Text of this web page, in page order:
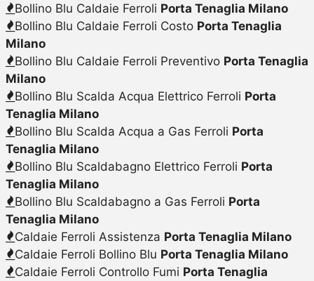
Bollino Blu Caldaie Ferroli Porta Tenaglia Milano
Bollino Blu Caldaie Ferroli Costo Porta Tenaglia
Milano
Bollino Blu Caldaie Ferroli Preventivo Porta Tenaglia
Milano
Bollino Blu Scalda Acqua Elettrico Ferroli Porta
Tenaglia Milano
Bollino Blu Scalda Acqua a Gas Ferroli Porta
Tenaglia Milano
Bollino Blu Scaldabagno Elettrico Ferroli Porta
Tenaglia Milano
Bollino Blu Scaldabagno a Gas Ferroli Porta
Tenaglia Milano
Caldaie Ferroli Assistenza Porta Tenaglia Milano
Caldaie Ferroli Bollino Blu Porta Tenaglia Milano
Caldaie Ferroli Controllo Fumi Porta Tenaglia